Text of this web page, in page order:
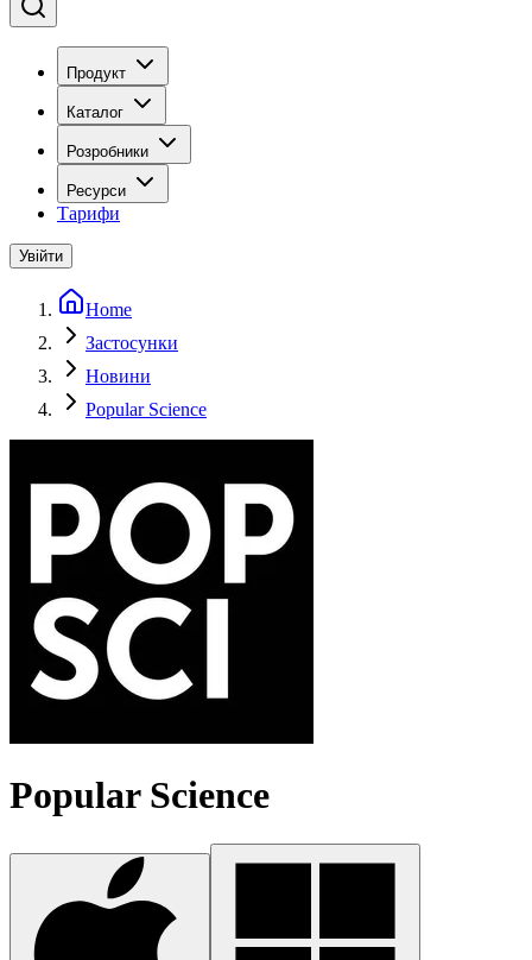
Продукт
Каталог
Розробники
Ресурси
Тарифи
Увійти
Home
Застосунки
Новини
Popular Science
Popular Science